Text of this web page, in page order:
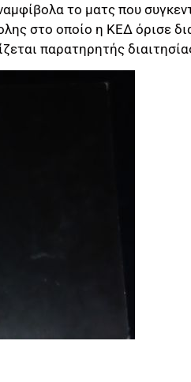
το ματς που
στο οποίο η ΚΕΔ όρισε
παρατηρητής